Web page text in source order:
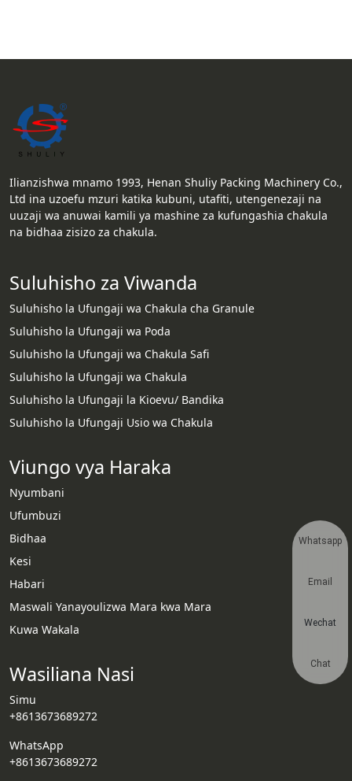
Ilianzishwa mnamo 1993, Henan Shuliy Packing Machinery Co.,
Ltd ina uzoefu mzuri katika kubuni, utafiti, utengenezaji na
uuzaji wa anuwai kamili ya mashine za kufungashia chakula
na bidhaa zisizo za chakula.
Suluhisho za Viwanda
Suluhisho la Ufungaji wa Chakula cha Granule
Suluhisho la Ufungaji wa Poda
Suluhisho la Ufungaji wa Chakula Safi
Suluhisho la Ufungaji wa Chakula
Suluhisho la Ufungaji la Kioevu/ Bandika
Suluhisho la Ufungaji Usio wa Chakula
Viungo vya Haraka
Nyumbani
Ufumbuzi
Bidhaa
Kesi
Habari
Maswali Yanayoulizwa Mara kwa Mara
Kuwa Wakala
Wasiliana Nasi
Simu
+8613673689272
WhatsApp
+8613673689272
Whatsapp
Email
Wechat
Chat